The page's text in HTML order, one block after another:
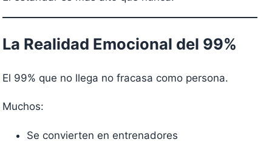
La Realidad Emocional del 99%
El 99% que no llega no fracasa como persona.
Muchos:
Se convierten en entrenadores